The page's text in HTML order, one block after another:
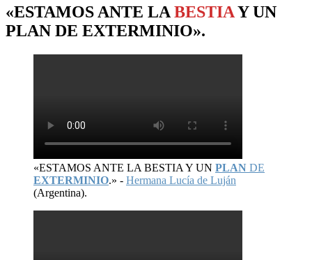
«ESTAMOS ANTE LA BESTIAY UN
PLAN DE EXTERMINIO».
«ESTAMOS ANTE LA BESTIA Y UN PLAN DE
EXTERMINIO.» - Hermana Lucía de Luján
(Argentina).